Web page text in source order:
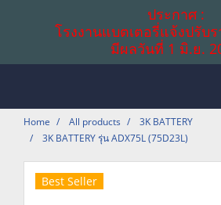
ประกาศ :
โรงงานแบตเตอรี่แจ้งปรับ
มีผลวันที่ 1 มิ.ย.
Home All products
3K BATTERY
3K BATTERY รุ่น ADX75L (75D23L)
Best Seller